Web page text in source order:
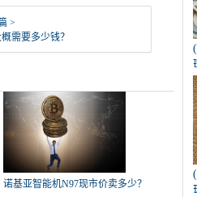
>
需要多少钱？
诺基亚智能机N97现市价卖多少？